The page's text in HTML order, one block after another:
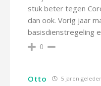
stuk beter tegen
dan ook. Vorig jaar
basisdienstregeling
0
Otto 5 jaren